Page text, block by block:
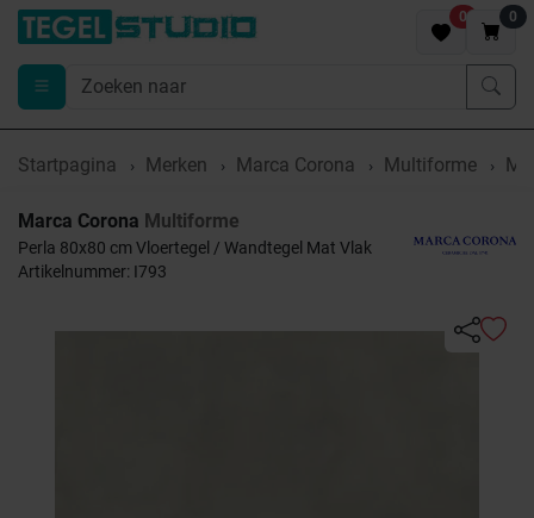
0 0
Startpagina Merken Marca Corona Multiforme
Marca Corona Multiforme
Perla 80x80 cm Vloertegel / Wandtegel Mat Vlak
Artikelnummer: I793